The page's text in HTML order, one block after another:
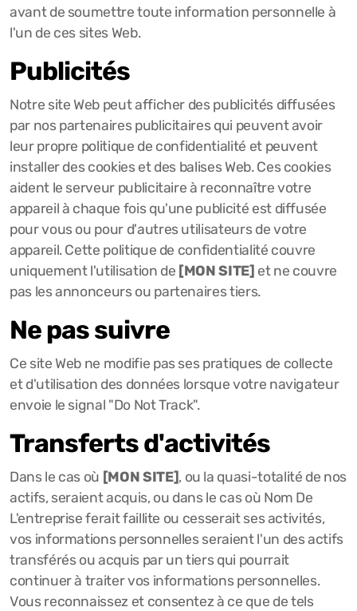
avant de soumettre toute information personnelle à
l'un de ces sites Web.
Publicités
Notre site Web peut afficher des publicités diffusées
par nos partenaires publicitaires qui peuvent avoir
leur propre politique de confidentialité et peuvent
installer des cookies et des balises Web. Ces cookies
aident le serveur publicitaire à reconnaître votre
appareil à chaque fois qu'une publicité est diffusée
pour vous ou pour d'autres utilisateurs de votre
appareil. Cette politique de confidentialité couvre
uniquement l'utilisation de [MON SITE] et ne couvre
pas les annonceurs ou partenaires tiers.
Ne pas suivre
Ce site Web ne modifie pas ses pratiques de collecte
et d'utilisation des données lorsque votre navigateur
envoie le signal "Do Not Track".
Transferts d'activités
Dans le cas où [MON SITE] , ou la quasi-totalité de nos
actifs, seraient acquis, ou dans le cas où Nom De
L'entreprise ferait faillite ou cesserait ses activités,
vos informations personnelles seraient l'un des actifs
transférés ou acquis par un tiers qui pourrait
continuer à traiter vos informations personnelles.
Vous reconnaissez et consentez à ce que de tels